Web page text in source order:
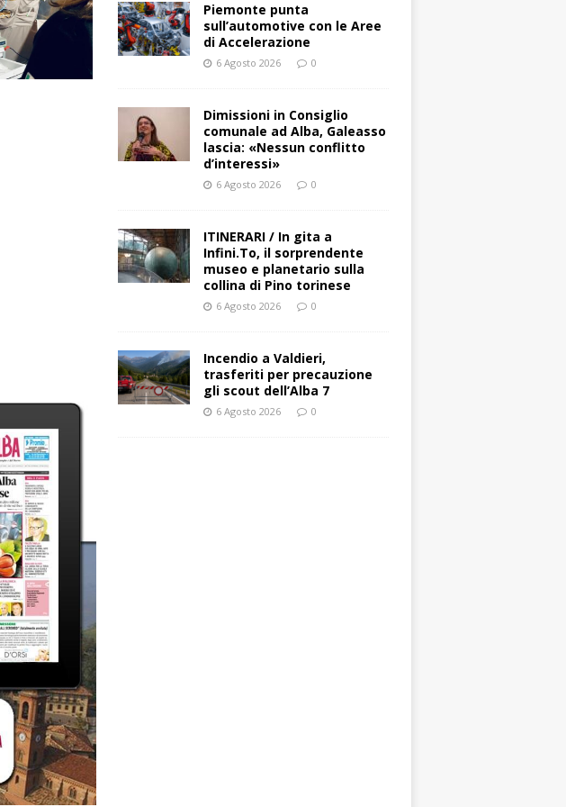
Piemonte punta
sull’automotive con le Aree
di Accelerazione
6 Agosto 2026 0
Dimissioni in Consiglio
comunale ad Alba, Galeasso
lascia: «Nessun conflitto
d’interessi»
6 Agosto 2026 0
ITINERARI / In gita a
Infini.To, il sorprendente
museo e planetario sulla
collina di Pino torinese
6 Agosto 2026 0
Incendio a Valdieri,
trasferiti per precauzione
gli scout dell’Alba 7
6 Agosto 2026 0